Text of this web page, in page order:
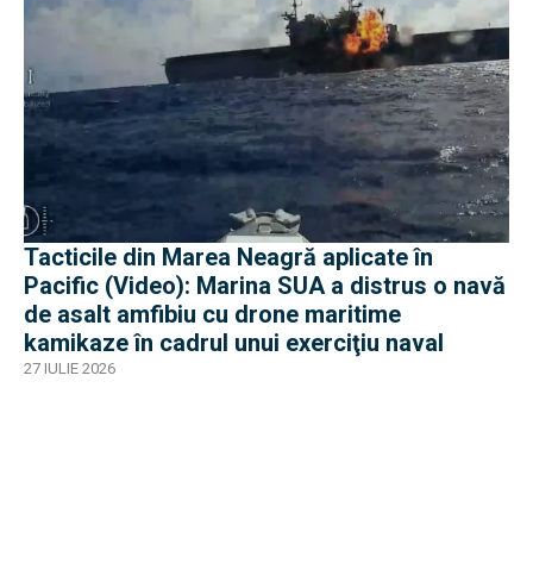
Tacticile din Marea Neagră aplicate în
Pacific (Video): Marina SUA a distrus o navă
de asalt amfibiu cu drone maritime
kamikaze în cadrul unui exerciţiu naval
27 IULIE 2026